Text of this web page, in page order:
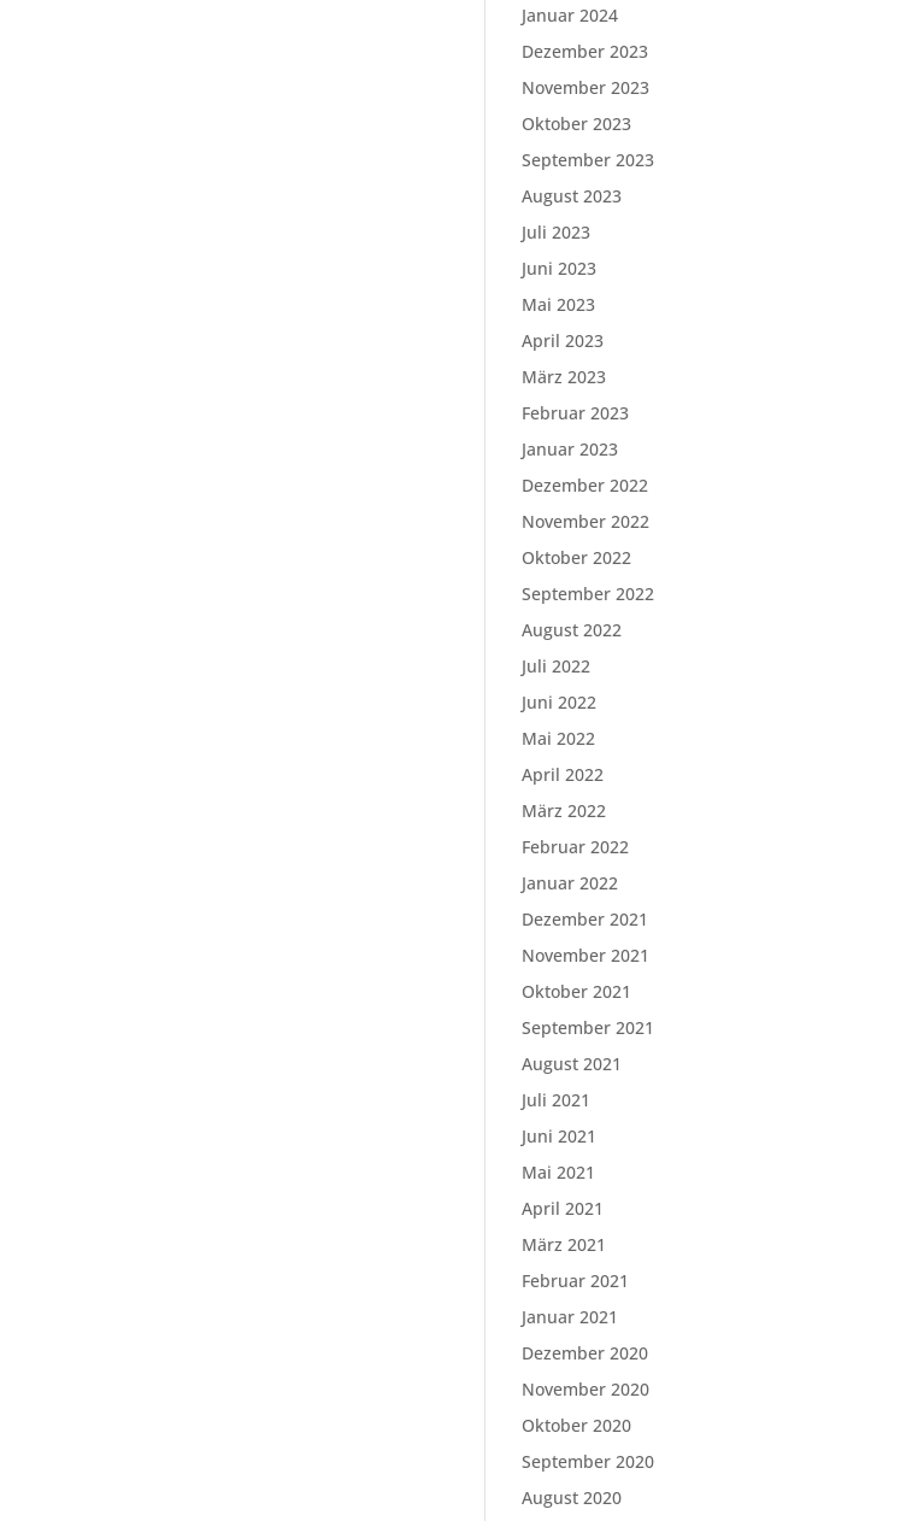
Januar 2024
Dezember 2023
November 2023
Oktober 2023
September 2023
August 2023
Juli 2023
Juni 2023
Mai 2023
April 2023
März 2023
Februar 2023
Januar 2023
Dezember 2022
November 2022
Oktober 2022
September 2022
August 2022
Juli 2022
Juni 2022
Mai 2022
April 2022
März 2022
Februar 2022
Januar 2022
Dezember 2021
November 2021
Oktober 2021
September 2021
August 2021
Juli 2021
Juni 2021
Mai 2021
April 2021
März 2021
Februar 2021
Januar 2021
Dezember 2020
November 2020
Oktober 2020
September 2020
August 2020